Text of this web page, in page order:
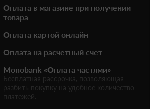
Оплата в магазине при получении
товара
Оплата картой онлайн
Оплата на расчетный счет
Monobank «Оплата частями»
Бесплатная рассрочка, позволяющая
разбить покупку на удобное количество
платежей.